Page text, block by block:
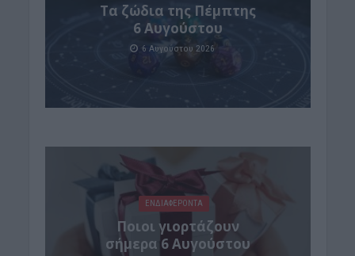
Tα ζώδια της Πέμπτης
6 Αυγούστου
6 Αυγούστου 2026
ΕΝΔΙΑΦΕΡΟΝΤΑ
Ποιοι γιορτάζουν
σήμερα 6 Αυγούστου